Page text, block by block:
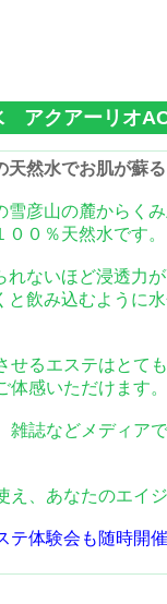
アクアーリオ
天然水でお肌が蘇る
雪彦山の麓からく
００％天然水です。
れないほど浸透力
と飲み込むように
せるエステはとて
体感いただけます。
雑誌などメディア
え、あなたのエイ
体験会も随時開